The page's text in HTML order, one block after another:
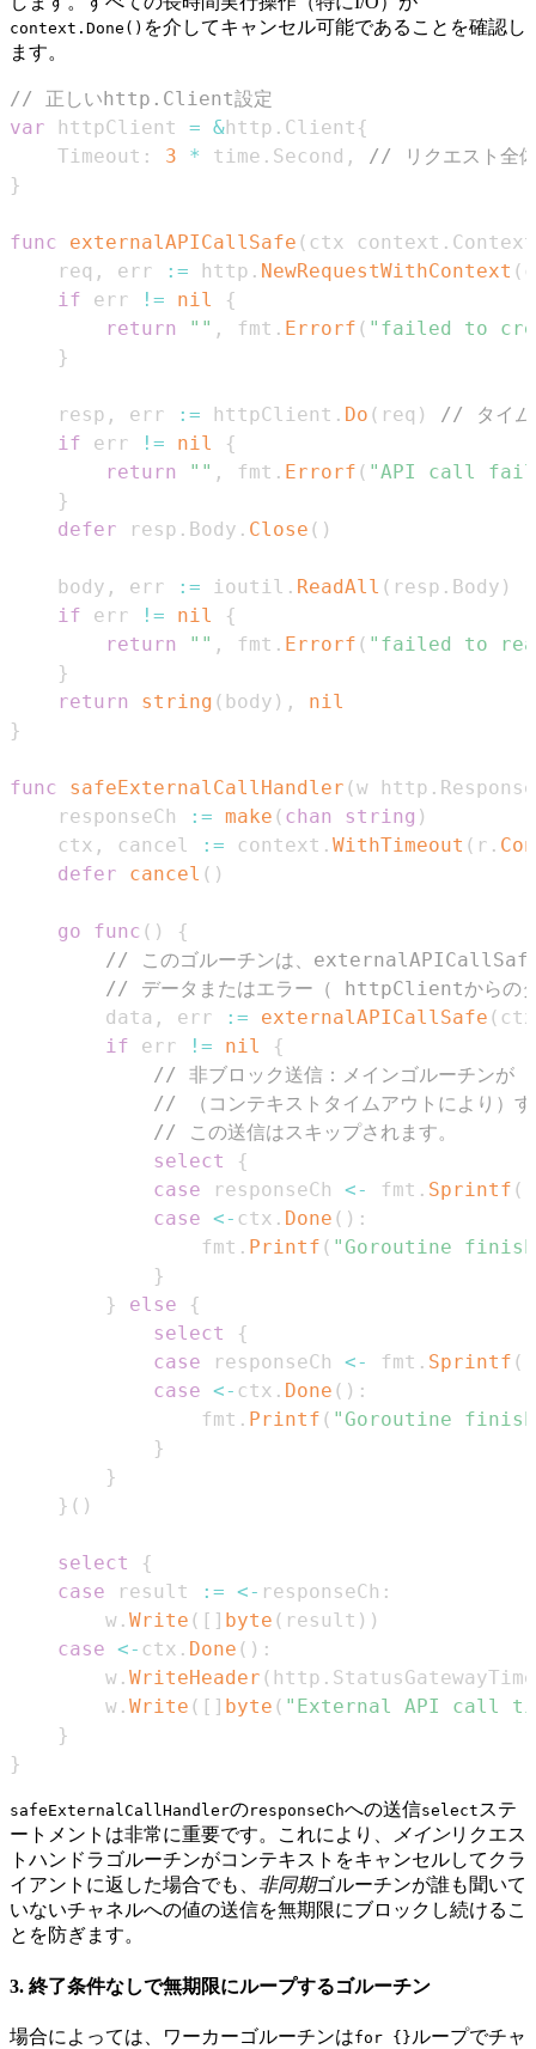
context.Done() を介してキャンセル可能であることを確認し
ます。
// 正しいhttp.Client設定
var httpClient = &http . Client {
	Timeout
: 3 * time . Second ,
// リクエスト全
}
func externalAPICallSafe ( ctx context . Context
	req
, err := http . NewRequestWithContext (
if err != nil
{
return
"" , fmt . Errorf ( "failed to
}
	resp
, err := httpClient . Do ( req )
// タイム
if err != nil
{
return
"" , fmt . Errorf ( "API call
}
defer resp . Body . Close ( )
	body
, err := ioutil . ReadAll ( resp . Body )
if err != nil
{
return
"" , fmt . Errorf ( "failed to
}
return
string ( body ) ,
nil
}
func safeExternalCallHandler (w http .
	responseCh
:= make ( chan string )
	ctx
, cancel := context . WithTimeout ( r .
defer
cancel ( )
go func ( )
{
// このゴルーチンは、externalAPICallSafe
// データまたはエラー（ httpClientからのタ
		data
, err := externalAPICallSafe ( ctx
if err != nil
{
// 非ブロック送信：メインゴルーチンが
// （コンテキストタイムアウトにより）す
// この送信はスキップされます。
select
{
case responseCh <- fmt . Sprintf (
case <- ctx . Done ( ) :
				fmt
. Printf ( "Goroutine
}
}
else
{
select
{
case responseCh <- fmt . Sprintf (
case <- ctx . Done ( ) :
				fmt
. Printf ( "Goroutine
}
}
} ( )
select
{
case result := <- responseCh :
		w
. Write ( [ ] byte ( result ) )
case <- ctx . Done ( ) :
		w
. WriteHeader ( http .
		w
. Write ( [ ] byte ( "External API call
}
}
safeExternalCallHandlerのresponseChへの送信select ステ
ートメントは非常に重要です。これにより、
メインリクエス
トハンドラゴルーチンがコンテキストをキャンセルしてクラ
イアントに返した場合でも、 非同期ゴルーチンが誰も聞いて
いないチャネルへの値の送信を無期限にブロックし続けるこ
とを防ぎます。
3. 終了条件なしで無期限にループするゴルーチン
場合によっては、ワーカーゴルーチンはfor {} ループでチャ